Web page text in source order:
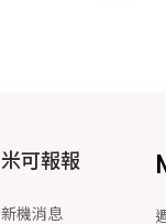
米可報報
新機消息